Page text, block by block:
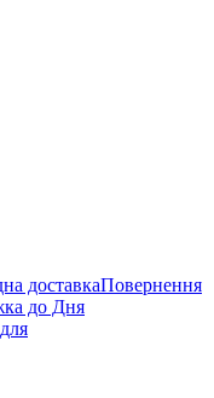
доставкаПовернення
до Дня